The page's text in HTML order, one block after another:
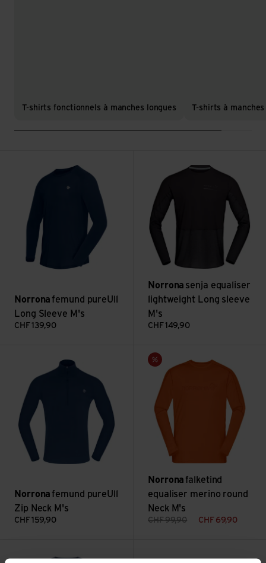
T-shirts fonctionnels à manches longues T-shirts à
Norrona femund pureUll
Long Sleeve M's
CHF 139,90
Norrona senja equaliser
lightweight Long sleeve
M's
CHF 149,90
Norrona femund pureUll
Zip Neck M's
CHF 159,90
Vente
Norrona falketind
equaliser merino round
Neck M's
CHF99,90 CHF 69,90
Voir falketind equaliser